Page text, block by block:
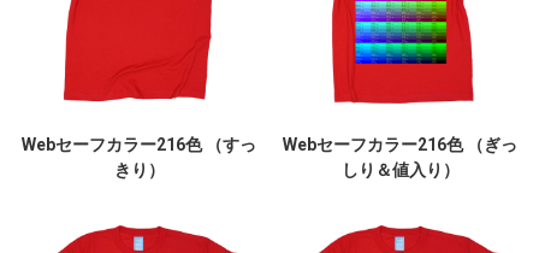
Webセーフカラー216色 （すっ
きり）
Webセーフカラー216色 （ぎっ
しり＆値入り）